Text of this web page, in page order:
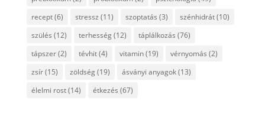
recept(6) stressz (11) szoptatás (3) szénhidrát(10)
szülés (12) terhesség(12) táplálkozás (76)
tápszer(2) tévhit(4) vitamin(19) vérnyomás (2)
zsír(15) zöldség(19) ásványi anyagok(13)
élelmi rost(14) étkezés (67)